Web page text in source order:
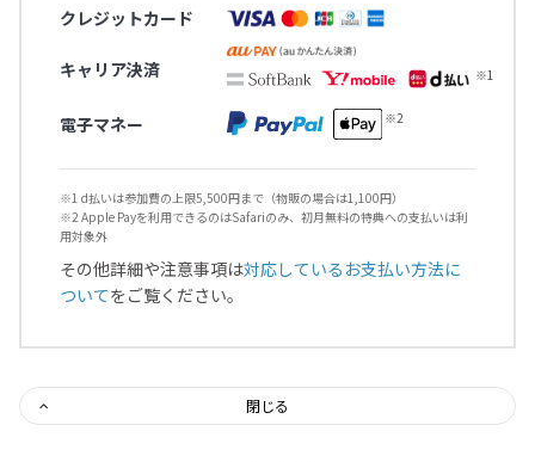
クレジットカード
キャリア決済
電子マネー
※1 d払いは参加費の上限5,500円まで（物販の場合は1,100円）
※2 Apple Payを利用できるのはSafariのみ、初月無料の特典への支払いは利
用対象外
その他詳細や注意事項は対応しているお支払い方法に
ついてをご覧ください。
閉じる